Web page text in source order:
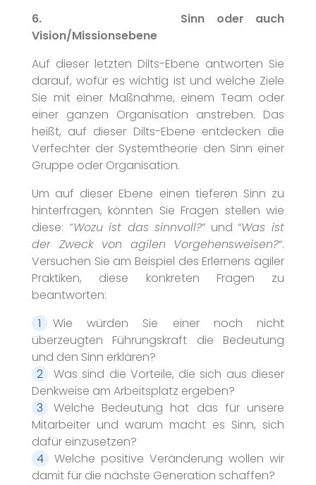
6. Sinn oder auch
Vision/Missionsebene
Auf dieser letzten Dilts-Ebene antworten Sie
darauf, wofür es wichtig ist und welche Ziele
Sie mit einer Maßnahme, einem Team oder
einer ganzen Organisation anstreben. Das
heißt, auf dieser Dilts-Ebene entdecken die
Verfechter der Systemtheorie den Sinn einer
Gruppe oder Organisation.
Um auf dieser Ebene einen tieferen Sinn zu
hinterfragen, könnten Sie Fragen stellen wie
diese: “Wozu ist das sinnvoll?” und “Was ist
der Zweck von agilen Vorgehensweisen?“.
Versuchen Sie am Beispiel des Erlernens agiler
Praktiken, diese konkreten Fragen zu
beantworten:
Wie würden Sie einer noch nicht
überzeugten Führungskraft die Bedeutung
und den Sinn erklären?
Was sind die Vorteile, die sich aus dieser
Denkweise am Arbeitsplatz ergeben?
Welche Bedeutung hat das für unsere
Mitarbeiter und warum macht es Sinn, sich
dafür einzusetzen?
Welche positive Veränderung wollen wir
damit für die nächste Generation schaffen?